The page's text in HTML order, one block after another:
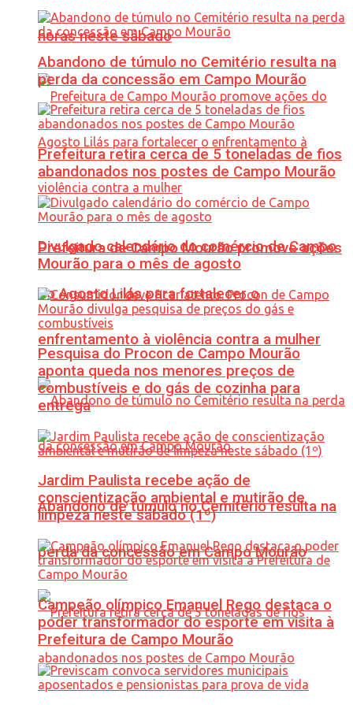
horas neste sábado
Prefeitura de Campo Mourão promove ações
do Agosto Lilás para fortalecer o
enfrentamento à violência contra a mulher
Abandono de túmulo no Cemitério resulta na
perda da concessão em Campo Mourão
Abandono de túmulo no Cemitério resulta na
perda da concessão em Campo Mourão
Prefeitura retira cerca de 5 toneladas de fios
abandonados nos postes de Campo Mourão
Divulgado calendário do comércio de Campo
Mourão para o mês de agosto
Pesquisa do Procon de Campo Mourão
aponta queda nos menores preços de
combustíveis e do gás de cozinha para
entrega
Jardim Paulista recebe ação de
conscientização ambiental e mutirão de
limpeza neste sábado (1º)
Campeão olímpico Emanuel Rego destaca o
poder transformador do esporte em visita à
Prefeitura de Campo Mourão